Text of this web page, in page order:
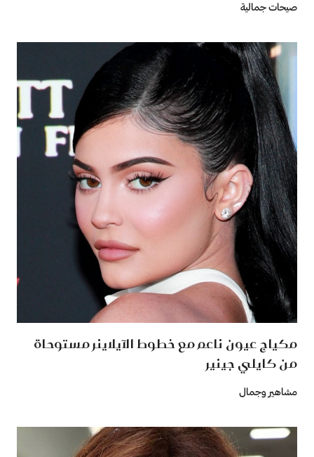
صيحات جمالية
مكياج عيون ناعم مع خطوط الآيلاينر مستوحاة
من كايلي جينير
مشاهير وجمال